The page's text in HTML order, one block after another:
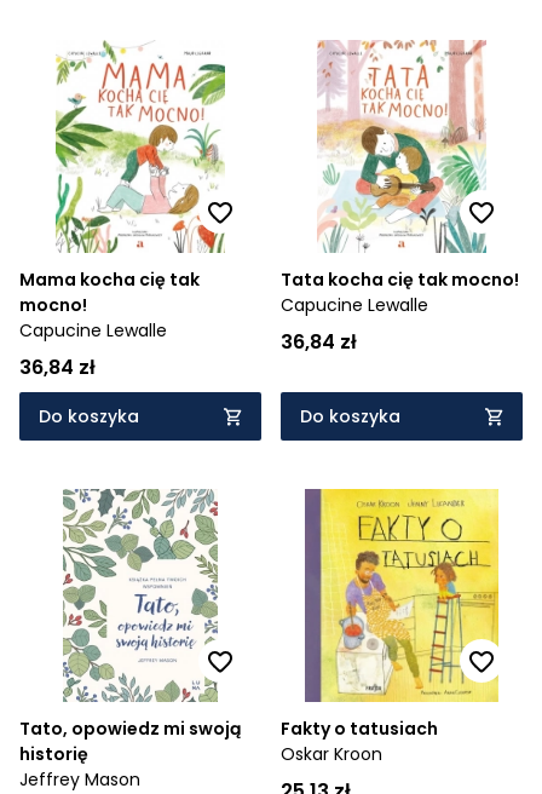
Mama kocha cię tak
mocno!
Capucine Lewalle
36,84 zł
Do koszyka
Tata kocha cię tak mocno!
Capucine Lewalle
36,84 zł
Do koszyka
Tato, opowiedz mi swoją
historię
Jeffrey Mason
Fakty o tatusiach
Oskar Kroon